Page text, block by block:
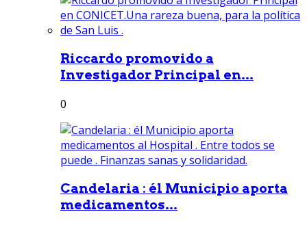
Riccardo promovido a
Investigador Principal en...
0
Candelaria : él Municipio aporta
medicamentos...